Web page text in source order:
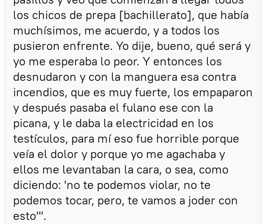
los chicos de prepa [bachillerato], que había
muchísimos, me acuerdo, y a todos los
pusieron enfrente. Yo dije, bueno, qué será y
yo me esperaba lo peor. Y entonces los
desnudaron y con la manguera esa contra
incendios, que es muy fuerte, los empaparon
y después pasaba el fulano ese con la
picana, y le daba la electricidad en los
testículos, para mí eso fue horrible porque
veía el dolor y porque yo me agachaba y
ellos me levantaban la cara, o sea, como
diciendo: 'no te podemos violar, no te
podemos tocar, pero, te vamos a joder con
esto'".